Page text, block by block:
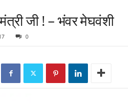
जी ! – भंवर मेघवंशी
0